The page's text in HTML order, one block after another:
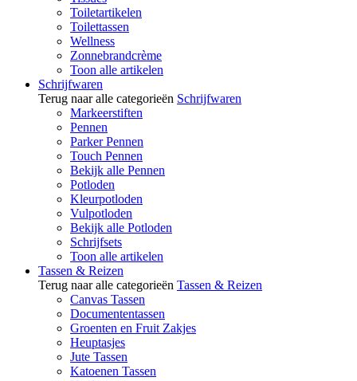
Toiletartikelen
Toilettassen
Wellness
Zonnebrandcrème
Toon alle artikelen
Schrijfwaren
Terug naar alle categorieën Schrijfwaren
Markeerstiften
Pennen
Parker Pennen
Touch Pennen
Bekijk alle Pennen
Potloden
Kleurpotloden
Vulpotloden
Bekijk alle Potloden
Schrijfsets
Toon alle artikelen
Tassen & Reizen
Terug naar alle categorieën Tassen & Reizen
Canvas Tassen
Documententassen
Groenten en Fruit Zakjes
Heuptasjes
Jute Tassen
Katoenen Tassen